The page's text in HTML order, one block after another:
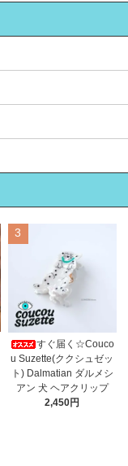
3
すぐ届く☆Couco
u Suzette(ククシュゼッ
ト) Dalmatian ダルメシ
アン 犬 ヘアクリップ
2,450円